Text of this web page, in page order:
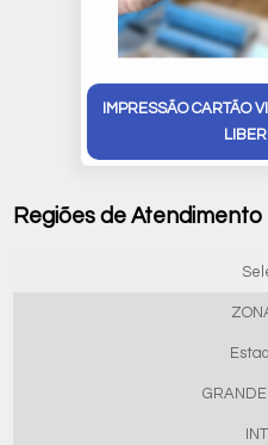
IMPRESSÃO CARTÃO
Regiões de Atendimento